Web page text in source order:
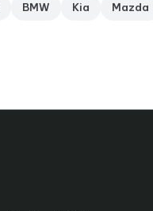
BMW Kia Mazda